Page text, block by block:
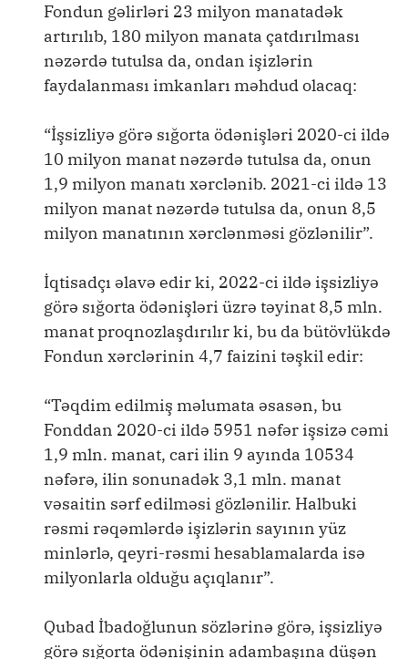
Fondun gəlirləri 23 milyon manatadək
artırılıb, 180 milyon manata çatdırılması
nəzərdə tutulsa da, ondan işizlərin
faydalanması imkanları məhdud olacaq:
“İşsizliyə görə sığorta ödənişləri 2020-ci ildə
10 milyon manat nəzərdə tutulsa da, onun
1,9 milyon manatı xərclənib. 2021-ci ildə 13
milyon manat nəzərdə tutulsa da, onun 8,5
milyon manatının xərclənməsi gözlənilir”.
İqtisadçı əlavə edir ki, 2022-ci ildə işsizliyə
görə sığorta ödənişləri üzrə təyinat 8,5 mln.
manat proqnozlaşdırılır ki, bu da bütövlükdə
Fondun xərclərinin 4,7 faizini təşkil edir:
“Təqdim edilmiş məlumata əsasən, bu
Fonddan 2020-ci ildə 5951 nəfər işsizə cəmi
1,9 mln. manat, cari ilin 9 ayında 10534
nəfərə, ilin sonunadək 3,1 mln. manat
vəsaitin sərf edilməsi gözlənilir. Halbuki
rəsmi rəqəmlərdə işizlərin sayının yüz
minlərlə, qeyri-rəsmi hesablamalarda isə
milyonlarla olduğu açıqlanır”.
Qubad İbadoğlunun sözlərinə görə, işsizliyə
görə sığorta ödənişinin adambaşına düşən